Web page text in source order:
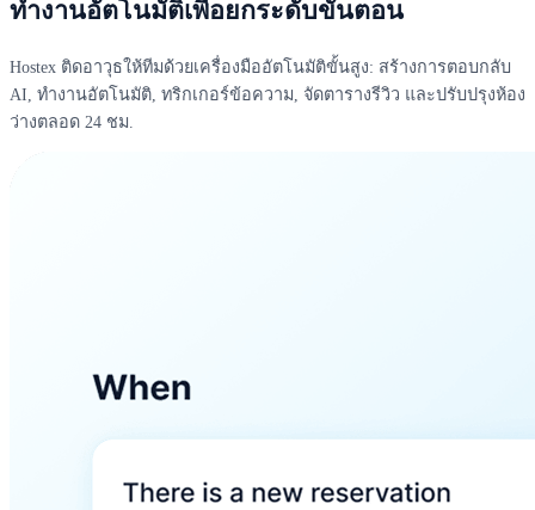
ทำงานอัตโนมัติเพื่อยกระดับขั้นตอน
Hostex ติดอาวุธให้ทีมด้วยเครื่องมืออัตโนมัติขั้นสูง: สร้างการตอบกลับ
AI, ทำงานอัตโนมัติ, ทริกเกอร์ข้อความ, จัดตารางรีวิว และปรับปรุงห้อง
ว่างตลอด 24 ชม.